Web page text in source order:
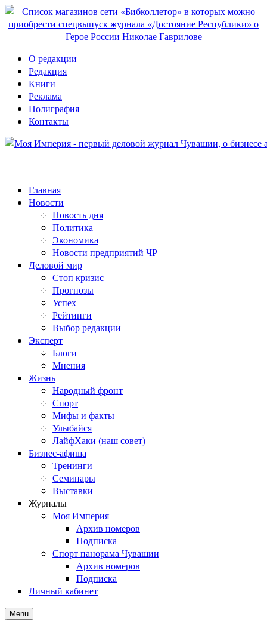
О редакции
Редакция
Книги
Реклама
Полиграфия
Контакты
Главная
Новости
Новость дня
Политика
Экономика
Новости предприятий ЧР
Деловой мир
Стоп кризис
Прогнозы
Успех
Рейтинги
Выбор редакции
Эксперт
Блоги
Мнения
Жизнь
Народный фронт
Спорт
Мифы и факты
Улыбайся
ЛайфХаки (наш совет)
Бизнес-афиша
Тренинги
Семинары
Выставки
Журналы
Моя Империя
Архив номеров
Подписка
Спорт панорама Чувашии
Архив номеров
Подписка
Личный кабинет
Menu